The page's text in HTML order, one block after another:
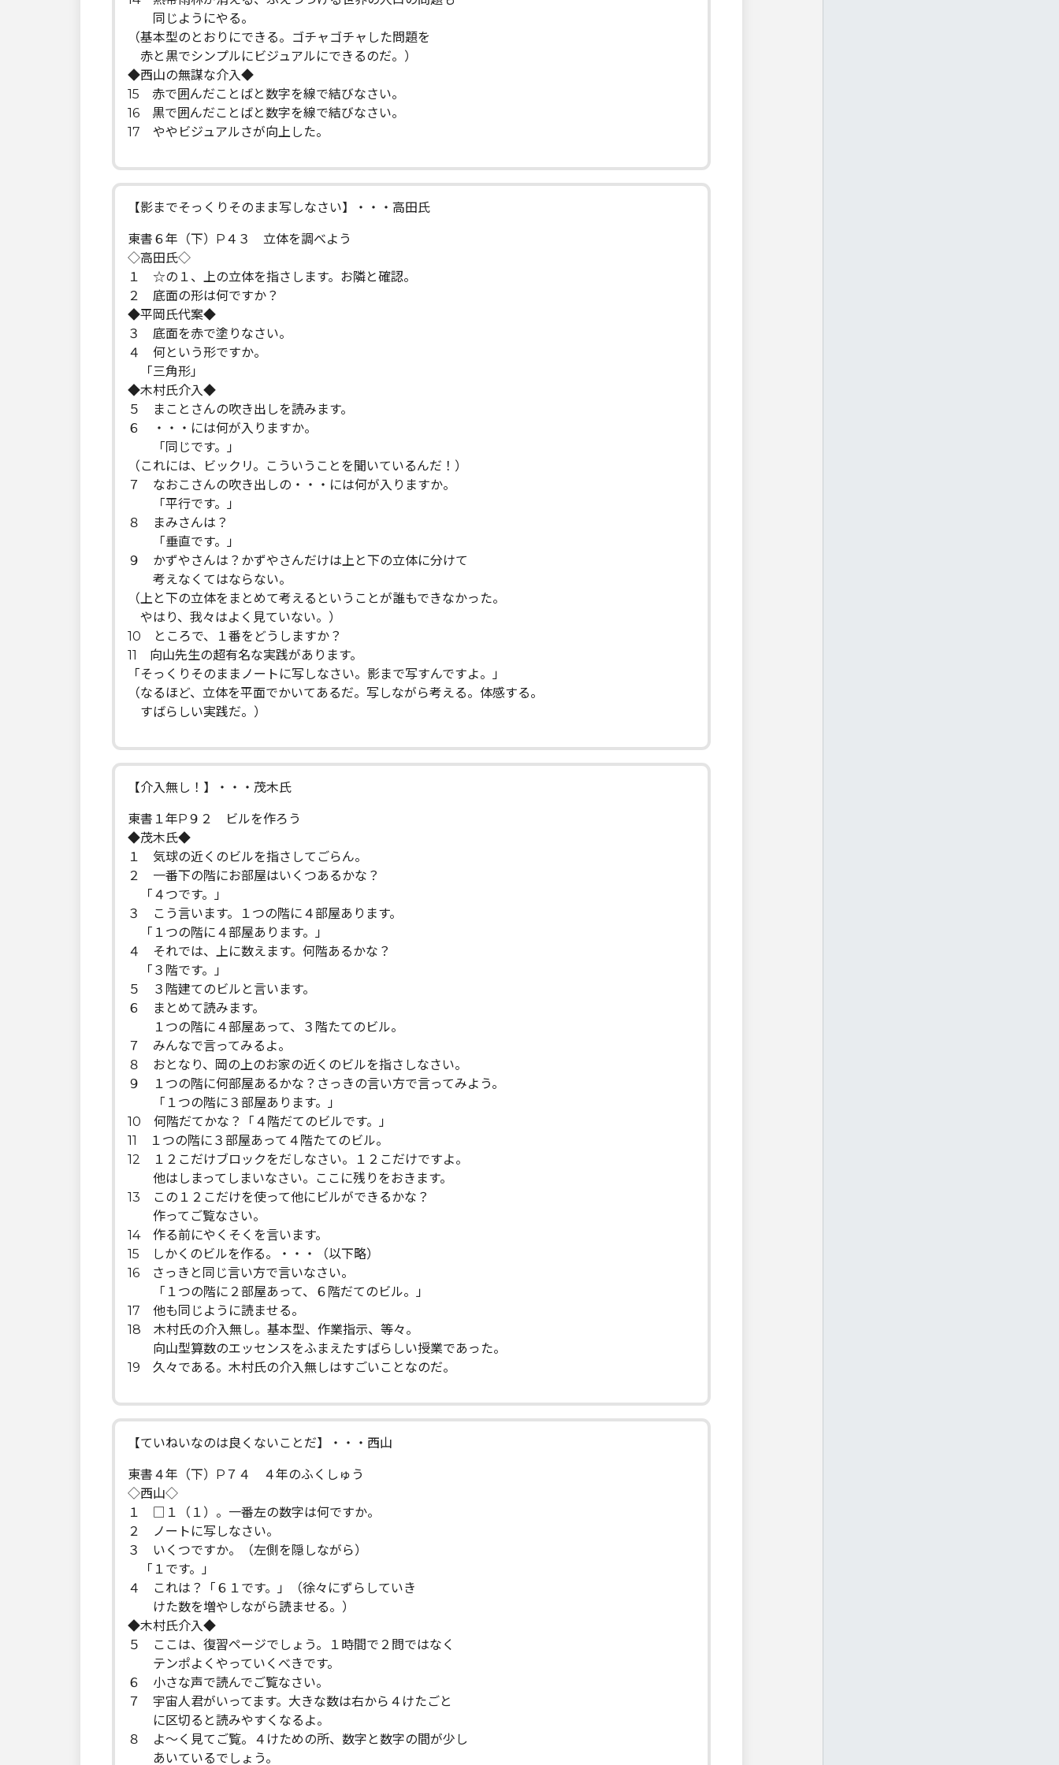
同じようにやる。
（基本型のとおりにできる。ゴチャゴチャした問題を
赤と黒でシンプルにビジュアルにできるのだ。）
◆西山の無謀な介入◆
15 赤で囲んだことばと数字を線で結びなさい。
16 黒で囲んだことばと数字を線で結びなさい。
17 ややビジュアルさが向上した。
【影までそっくりそのまま写しなさい】・・・高田氏
東書６年（下）P４３ 立体を調べよう
◇高田氏◇
１ ☆の１、上の立体を指さします。お隣と確認。
２ 底面の形は何ですか？
◆平岡氏代案◆
３ 底面を赤で塗りなさい。
４ 何という形ですか。
「三角形」
◆木村氏介入◆
５ まことさんの吹き出しを読みます。
６ ・・・には何が入りますか。
「同じです。」
（これには、ビックリ。こういうことを聞いているんだ！）
７ なおこさんの吹き出しの・・・には何が入りますか。
「平行です。」
８ まみさんは？
「垂直です。」
９ かずやさんは？かずやさんだけは上と下の立体に分けて
考えなくてはならない。
（上と下の立体をまとめて考えるということが誰もできなかった。
やはり、我々はよく見ていない。）
10 ところで、１番をどうしますか？
11 向山先生の超有名な実践があります。
「そっくりそのままノートに写しなさい。影まで写すんですよ。」
（なるほど、立体を平面でかいてあるだ。写しながら考える。体感する。
すばらしい実践だ。）
【介入無し！】・・・茂木氏
東書１年P９２ ビルを作ろう
◆茂木氏◆
１ 気球の近くのビルを指さしてごらん。
２ 一番下の階にお部屋はいくつあるかな？
「４つです。」
３ こう言います。１つの階に４部屋あります。
「１つの階に４部屋あります。」
４ それでは、上に数えます。何階あるかな？
「３階です。」
５ ３階建てのビルと言います。
６ まとめて読みます。
１つの階に４部屋あって、３階たてのビル。
７ みんなで言ってみるよ。
８ おとなり、岡の上のお家の近くのビルを指さしなさい。
９ １つの階に何部屋あるかな？さっきの言い方で言ってみよう。
「１つの階に３部屋あります。」
10 何階だてかな？「４階だてのビルです。」
11 １つの階に３部屋あって４階たてのビル。
12 １２こだけブロックをだしなさい。１２こだけですよ。
他はしまってしまいなさい。ここに残りをおきます。
13 この１２こだけを使って他にビルができるかな？
作ってご覧なさい。
14 作る前にやくそくを言います。
15 しかくのビルを作る。・・・（以下略）
16 さっきと同じ言い方で言いなさい。
「１つの階に２部屋あって、６階だてのビル。」
17 他も同じように読ませる。
18 木村氏の介入無し。基本型、作業指示、等々。
向山型算数のエッセンスをふまえたすばらしい授業であった。
19 久々である。木村氏の介入無しはすごいことなのだ。
【ていねいなのは良くないことだ】・・・西山
東書４年（下）P７４ ４年のふくしゅう
◇西山◇
１ □１（１）。一番左の数字は何ですか。
２ ノートに写しなさい。
３ いくつですか。（左側を隠しながら）
「１です。」
４ これは？「６１です。」（徐々にずらしていき
けた数を増やしながら読ませる。）
◆木村氏介入◆
５ ここは、復習ページでしょう。１時間で２問ではなく
テンポよくやっていくべきです。
６ 小さな声で読んでご覧なさい。
７ 宇宙人君がいってます。大きな数は右から４けたごと
に区切ると読みやすくなるよ。
８ よ～く見てご覧。４けための所、数字と数字の間が少し
あいているでしょう。